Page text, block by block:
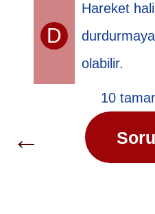
D
Hareket
olabilir.
10
←